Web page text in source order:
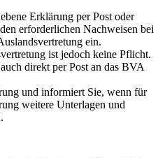
Erklärung per Post oder
erforderlichen Nachweisen bei
ein.
ist jedoch keine Pflicht.
direkt per Post an das BVA
und informiert Sie, wenn für
weitere Unterlagen und